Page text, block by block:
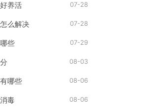
养活 07-28
么解决 07-28
些 07-29
08-03
哪些 08-06
毒 08-06